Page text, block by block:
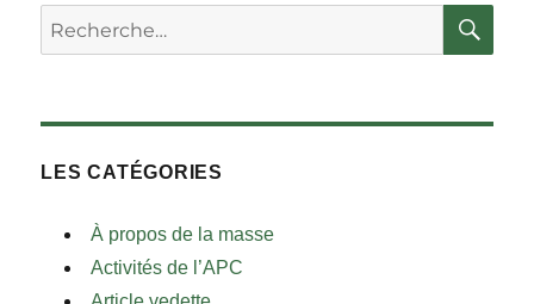
Rechercher :
LES CATÉGORIES
À propos de la masse
Activités de l’APC